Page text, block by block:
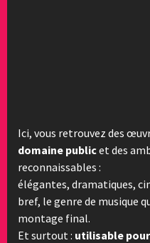
Ici, vous retrouvez des
domaine publicet des
reconnaissables :
élégantes, dramatiques,
bref, le genre de musique
montage final.
Et surtout : utilisable